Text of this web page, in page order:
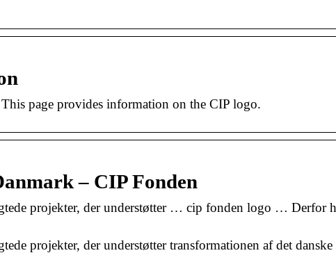
page provides information on the CIP logo.
– CIP Fonden
projekter, der understøtter … cip fonden logo … Derfor
projekter, der understøtter transformationen af det